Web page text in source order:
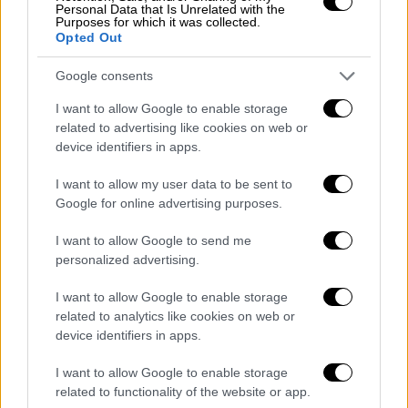
Personal Data that Is Unrelated with the
Purposes for which it was collected.
Opted Out
Google consents
I want to allow Google to enable storage
related to advertising like cookies on web or
device identifiers in apps.
I want to allow my user data to be sent to
Google for online advertising purposes.
I want to allow Google to send me
personalized advertising.
I want to allow Google to enable storage
related to analytics like cookies on web or
device identifiers in apps.
I want to allow Google to enable storage
related to functionality of the website or app.
αλλά μειώθηκαν. Σε εννέα χρόνια πήραμε
συνολικά 150.000 ευρώ, καθαρά 9.500".
Επικαλέσθηκε, επίσης, τους ελέγχους που
βρέθηκε απολύτως τίποτα". Όσο για
ισχυρισμούς περί εμπλοκής της εταιρίας
Νικολοπούλου είπε: "Έγραψαν πως από
εκεί δωροδοκήθηκαν υπουργοί και ο
πρωθυπουργός! Εγώ πήρα 20.000 ευρώ
συνολικά, τα καθαρά ήταν 2.400 ευρώ. Και να
μπορούσαμε να δώσουμε ούτε 600 ευρώ
στον πρωθυπουργό!".
«Δεν με προσέγγισε ποτέ προσωπικά»